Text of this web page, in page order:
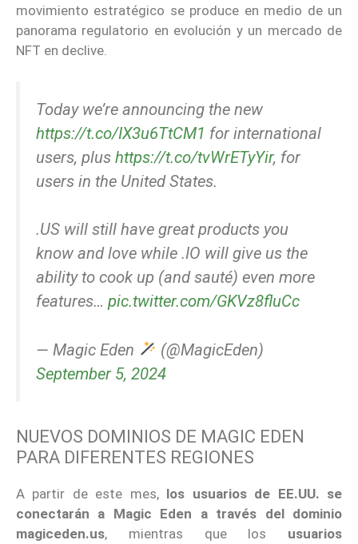
movimiento estratégico se produce en medio de un
panorama regulatorio en evolución y un mercado de
NFT en declive.
Today we’re announcing the new
https://t.co/IX3u6TtCM1 for international
users, plus https://t.co/tvWrETyYir, for
users in the United States.
.US will still have great products you
know and love while .IO will give us the
ability to cook up (and sauté) even more
features… pic.twitter.com/GKVz8fluCc
— Magic Eden
(@MagicEden)
September 5, 2024
NUEVOS DOMINIOS DE MAGIC EDEN
PARA DIFERENTES REGIONES
A partir de este mes, los usuarios de EE.UU. se
conectarán a Magic Eden a través del dominio
magiceden.us, mientras que los usuarios